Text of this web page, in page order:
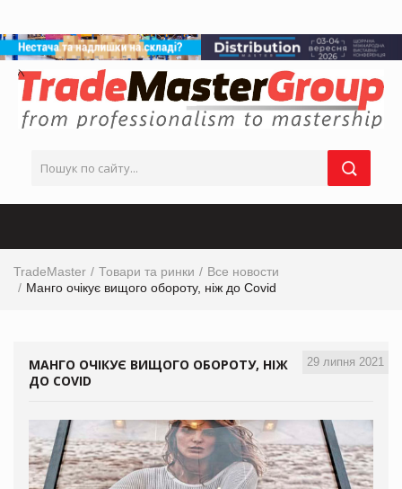
TradeMaster Товари та ринки
Все новости
Манго очікує вищого обороту, ніж до Covid
29 липня 2021
МАНГО ОЧІКУЄ ВИЩОГО ОБОРОТУ, НІЖ
ДО COVID